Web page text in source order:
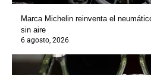
Marca Michelin reinventa el
sin aire
6 agosto, 2026